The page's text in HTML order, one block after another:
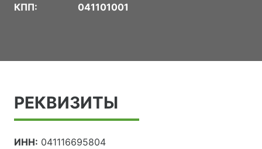
КПП:
041101001
РЕКВИЗИТЫ
ИНН: 041116695804